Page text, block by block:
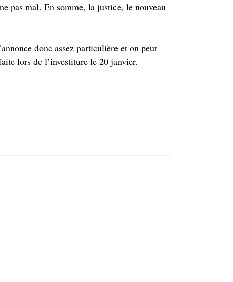
pas mal. En somme, la justice, le nouveau
donc assez particulière et on peut
lors de l’investiture le 20 janvier.